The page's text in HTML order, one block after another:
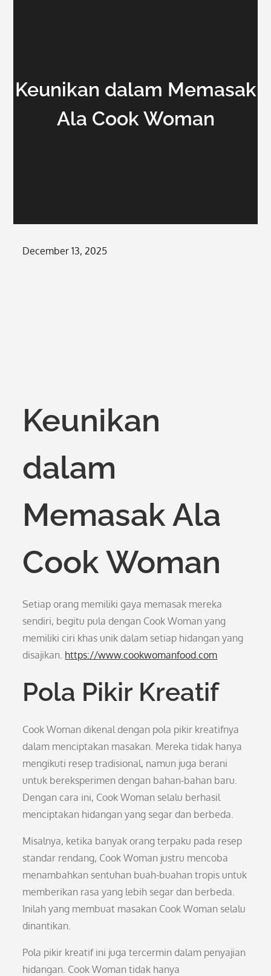
Keunikan dalam Memasak
Ala Cook Woman
Posted
December 13, 2025
Keunikan
dalam
Memasak Ala
Cook Woman
Setiap orang memiliki gaya memasak mereka
sendiri, begitu pula dengan Cook Woman yang
memiliki ciri khas unik dalam setiap hidangan yang
disajikan. https://www.cookwomanfood.com
Pola Pikir Kreatif
Cook Woman dikenal dengan pola pikir kreatifnya
dalam menciptakan masakan. Mereka tidak hanya
mengikuti resep tradisional, namun juga berani
untuk bereksperimen dengan bahan-bahan baru.
Dengan cara ini, Cook Woman selalu berhasil
menciptakan hidangan yang segar dan berbeda.
Misalnya, ketika banyak orang terpaku pada resep
standar rendang, Cook Woman justru mencoba
menambahkan sentuhan buah-buahan tropis untuk
memberikan rasa yang lebih segar dan berbeda.
Inilah yang membuat masakan Cook Woman selalu
dinantikan.
Pola pikir kreatif ini juga tercermin dalam penyajian
hidangan. Cook Woman tidak hanya